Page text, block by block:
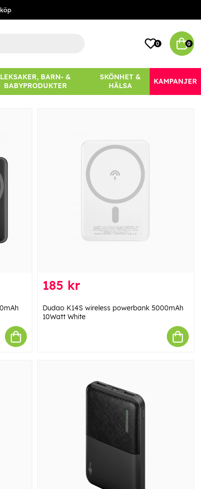
0 0
LEKSAKER, BARN- &
BABYPRODUKTER
SKÖNHET &
HÄLSA
KAMPANJER
185 kr
Dudao K14S wireless powerbank 5000mAh
10Watt White